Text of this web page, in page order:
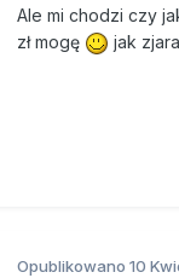
Ale mi chodzi czy
zł mogę
jak
Opublikowano 10